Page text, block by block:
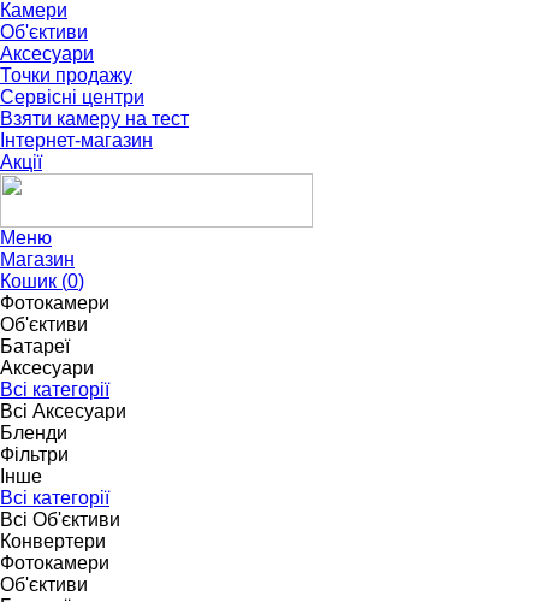
Камери
Об'єктиви
Аксесуари
Точки продажу
Сервісні центри
Взяти камеру на тест
Інтернет-магазин
Акції
Меню
Магазин
Кошик (0)
Фотокамери
Об'єктиви
Батареї
Аксесуари
Всі категорії
Всі Аксесуари
Бленди
Фільтри
Інше
Всі категорії
Всі Об'єктиви
Конвертери
Фотокамери
Об'єктиви